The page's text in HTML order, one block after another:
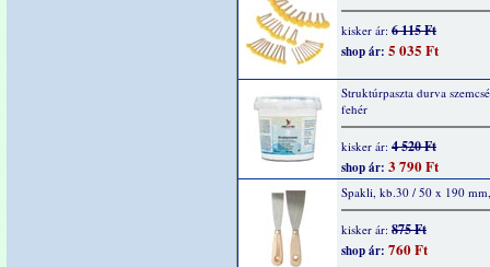
kisker ár: 6 115 Ft
shop ár: 5 035 Ft
Struktúrpaszta durva
fehér
kisker ár: 4 520 Ft
shop ár: 3 790 Ft
Spakli, kb.30 / 50 x 190
kisker ár: 875 Ft
shop ár: 760 Ft